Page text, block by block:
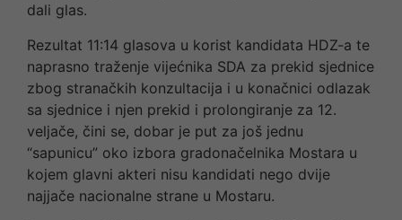
dali glas.
Rezultat 11:14 glasova u korist kandidata HDZ-a te
naprasno traženje vijećnika SDA za prekid sjednice
zbog stranačkih konzultacija i u konačnici odlazak
sa sjednice i njen prekid i prolongiranje za 12.
veljače, čini se, dobar je put za još jednu
“sapunicu” oko izbora gradonačelnika Mostara u
kojem glavni akteri nisu kandidati nego dvije
najjače nacionalne strane u Mostaru.